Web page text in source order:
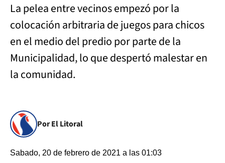
La pelea entre vecinos empezó por la
colocación arbitraria de juegos para chicos
en el medio del predio por parte de la
Municipalidad, lo que despertó malestar en
la comunidad.
Por El Litoral
Sabado, 20 de febrero de 2021 a las 01:03